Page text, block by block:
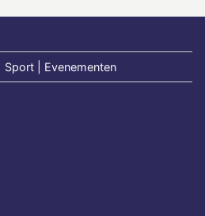
Sport | Evenementen